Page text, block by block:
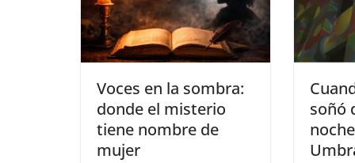
Voces en la sombra:
donde el misterio
tiene nombre de
mujer
soñó